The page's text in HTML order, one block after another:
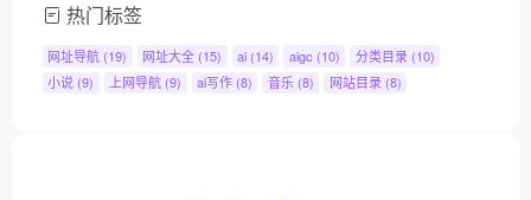
热门标签
网址导航 (19) 网址大全 (15) ai (14) aigc (10) 分类目录 (10)
小说 (9) 上网导航 (9) ai写作 (8) 音乐 (8) 网站目录 (8)